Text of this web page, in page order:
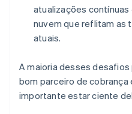
atualizações
nuvem que reflitam as
atuais.
A maioria desses
bom parceiro de cobrança
importante estar ciente